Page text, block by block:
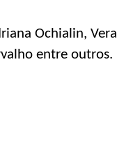
Ochialin, Vera
entre outros.